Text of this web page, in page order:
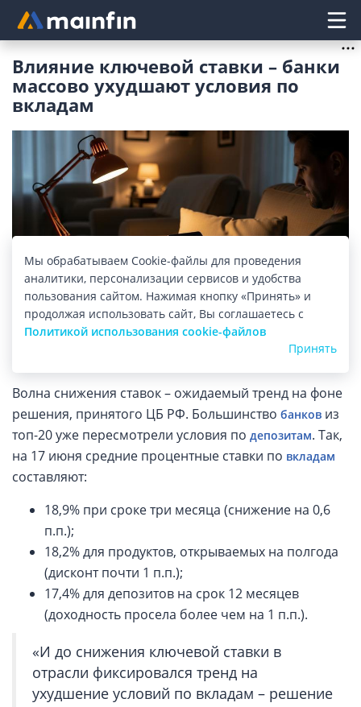
Главное меню
Влияние ключевой ставки – банки
массово ухудшают условия по
вкладам
Изображение: mainfin.ru
Как изменилась ставка по вкладам в
Волна снижения ставок – ожидаемый тренд на фоне
решения, принятого ЦБ РФ. Большинство банков из
топ-20 уже пересмотрели условия по депозитам. Так,
на 17 июня средние процентные ставки по вкладам
составляют:
18,9% при сроке три месяца (снижение на 0,6
п.п.);
18,2% для продуктов, открываемых на полгода
(дисконт почти 1 п.п.);
17,4% для депозитов на срок 12 месяцев
(доходность просела более чем на 1 п.п.).
«И до снижения ключевой ставки в
отрасли фиксировался тренд на
ухудшение условий по вкладам – решение
Мы обрабатываем Cookie-файлы для проведения
аналитики, персонализации сервисов и удобства
пользования сайтом. Нажимая кнопку «Принять» и
продолжая использовать сайт, Вы соглашаетесь с
Политикой использования cookie-файлов
Принять